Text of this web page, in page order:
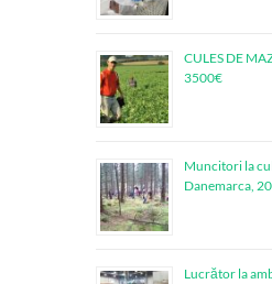
CULES DE
3500€
Muncitori la
Danemarca,
Lucrător la